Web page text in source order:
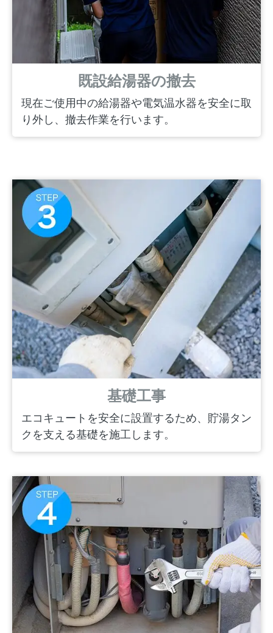
既設給湯器の撤去
現在ご使用中の給湯器や電気温水器を安全に取
り外し、撤去作業を行います。
基礎工事
エコキュートを安全に設置するため、貯湯タン
クを支える基礎を施工します。